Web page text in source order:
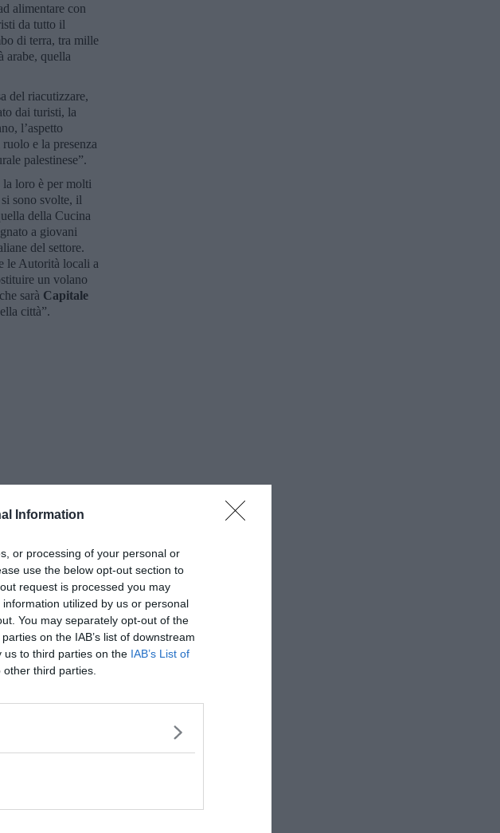
Information
or processing of your personal or
use the below opt-out section to
request is processed you may
utilized by us or personal
You may separately opt-out of the
on the IAB’s list of downstream
us to third parties on the IAB’s List of
third parties.
alimentare con
da tutto il
di terra, tra mille
arabe, quella
del riacutizzare,
dai turisti, la
l’aspetto
e la presenza
palestinese”.
loro è per molti
sono svolte, il
della Cucina
a giovani
del settore.
le Autorità locali a
un volano
sarà Capitale
città”.